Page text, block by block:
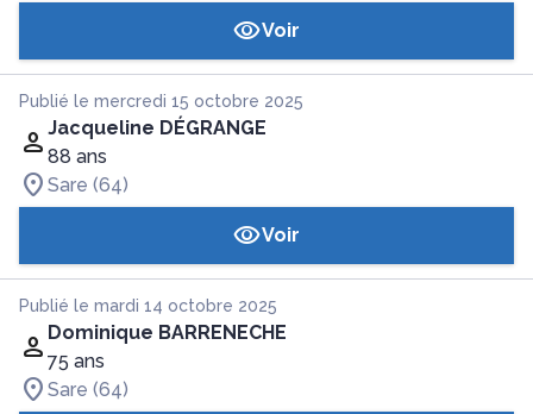
Voir
Publié le mercredi 15 octobre 2025
Jacqueline DÉGRANGE
88 ans
Sare (64)
Voir
Publié le mardi 14 octobre 2025
Dominique BARRENECHE
75 ans
Sare (64)